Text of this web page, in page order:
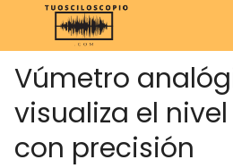
Vúmetro
visualiza el
con precisión